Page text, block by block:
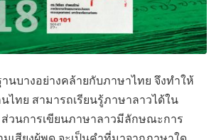
นบางอย่างคล้ายกับภาษาไทย จึงทําให้
ไทย สามารถเรียนรู้ภาษาลาวได้ใน
ส่วนการเขียนภาษาลาวมีลักษณะการ